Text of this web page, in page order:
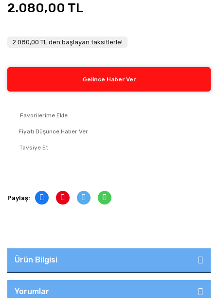
2.080,00 TL
2.080,00 TL den başlayan taksitlerle!
Gelince Haber Ver
Fiyatı Düşünce Haber Ver
Tavsiye Et
Paylaş:
Ürün Bilgisi
Yorumlar